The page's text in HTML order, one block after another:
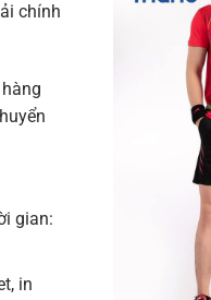
chính
gian:
in